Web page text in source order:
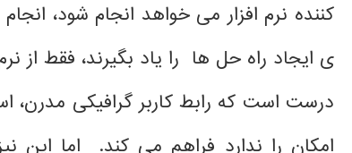
کننده نرم افزار می خواهد انجام شود،
ی ایجاد راه حل ها را یاد بگیرند، فقط
درست است که رابط کاربر گرافیکی مدرن،
امکان را ندارد فراهم می کند. اما این